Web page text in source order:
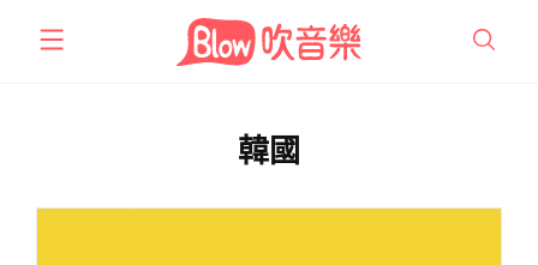
韓國